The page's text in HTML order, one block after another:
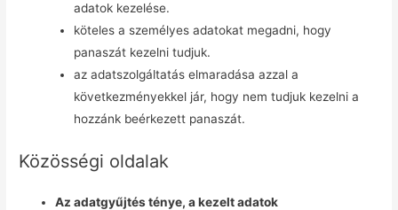
adatok kezelése.
köteles a személyes adatokat megadni, hogy
panaszát kezelni tudjuk.
az adatszolgáltatás elmaradása azzal a
következményekkel jár, hogy nem tudjuk kezelni a
hozzánk beérkezett panaszát.
Közösségi oldalak
Az adatgyűjtés ténye, a kezelt adatok